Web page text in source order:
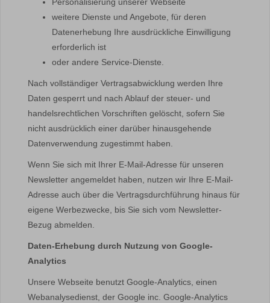
weitere Dienste und Angebote, für deren
Datenerhebung Ihre ausdrückliche Einwilligung
erforderlich ist
oder andere Service-Dienste.
Nach vollständiger Vertragsabwicklung werden Ihre
Daten gesperrt und nach Ablauf der steuer- und
handelsrechtlichen Vorschriften gelöscht, sofern Sie
nicht ausdrücklich einer darüber hinausgehende
Datenverwendung zugestimmt haben.
Wenn Sie sich mit Ihrer E-Mail-Adresse für unseren
Newsletter angemeldet haben, nutzen wir Ihre E-Mail-
Adresse auch über die Vertragsdurchführung hinaus für
eigene Werbezwecke, bis Sie sich vom Newsletter-
Bezug abmelden.
Daten-Erhebung durch Nutzung von Google-
Analytics
Unsere Webseite benutzt Google-Analytics, einen
Webanalysedienst, der Google inc. Google-Analytics